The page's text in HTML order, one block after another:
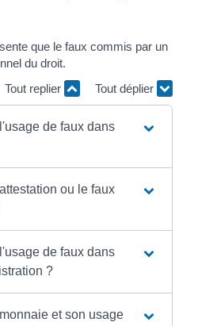
que le faux commis par un
du droit.
Tout replier
Tout déplier
de faux dans
ou le faux
de faux dans
?
et son usage